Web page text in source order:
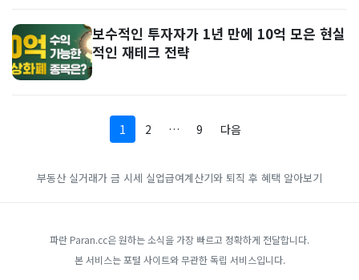
보수적인 투자자가 1년 만에 10억 모은 현실
적인 재테크 전략
1 2 … 9 다음
부동산 실거래가 금 시세 실업급여계산기와 퇴직 후 혜택 알아보기
파란 Paran.cc은 원하는 소식을 가장 빠르고 정확하게 전달합니다.
본 서비스는 포털 사이트와 무관한 독립 서비스입니다.